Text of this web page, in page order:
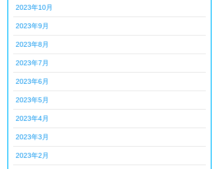
2023年10月
2023年9月
2023年8月
2023年7月
2023年6月
2023年5月
2023年4月
2023年3月
2023年2月